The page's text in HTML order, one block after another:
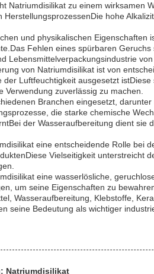
Natriumdisilikat zu einem wirksamen
HerstellungsprozessenDie hohe
und physikalischen
Fehlen eines spürbaren
Lebensmittelverpackungsindustrie von
von Natriumdisilikat ist von
der Luftfeuchtigkeit ausgesetzt
Verwendung zuverlässig zu machen.
Branchen eingesetzt,
die starke chemische
der Wasseraufbereitung dient
eine entscheidende Rolle bei
Vielseitigkeit unterstreicht
eine wasserlösliche,
um seine Eigenschaften zu
Wasseraufbereitung, Klebstoffe,
seine Bedeutung als wichtiger
Natriumdisilikat